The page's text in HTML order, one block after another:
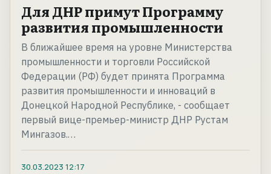
Для ДНР примут Программу
развития промышленности
В ближайшее время на уровне Министерства
промышленности и торговли Российской
Федерации (РФ) будет принята Программа
развития промышленности и инноваций в
Донецкой Народной Республике, - сообщает
первый вице-премьер-министр ДНР Рустам
Мингазов.…
30.03.2023 12:17